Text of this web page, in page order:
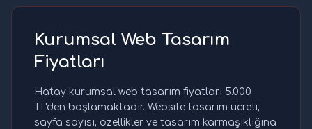
Kurumsal Web Tasarım
Fiyatları
Hatay kurumsal web tasarım fiyatları 5.000
TL'den başlamaktadır. Website tasarım ücreti,
sayfa sayısı, özellikler ve tasarım karmaşıklığına